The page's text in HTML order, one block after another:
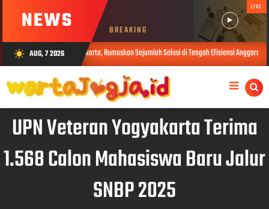
NEWS BREAKING
LIVE
wb_sunny AUG, 7 2026
Deklarasi Yogyakarta, Rumuskan Sejumlah Solusi di Tengah Efisiensi Anggaran
UPN Veteran Yogyakarta Terima
1.568 Calon Mahasiswa Baru Jalur
SNBP 2025